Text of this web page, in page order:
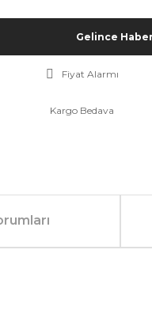
Gelince
Fiyat Alarmı
Kargo Bedava